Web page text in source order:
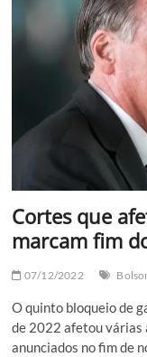
Cortes que
marcam fim
07/12/2022
O quinto bloqueio de
de 2022 afetou várias
anunciados no fim de